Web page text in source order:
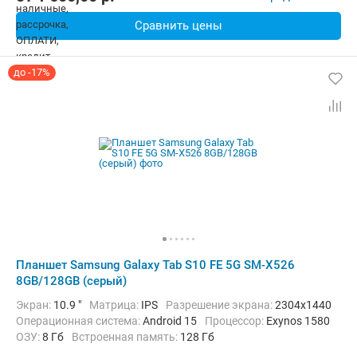
Сравнить цены
до -17%
Планшет Samsung Galaxy Tab S10 FE 5G SM-X526
8GB/128GB (серый)
Экран: 10.9 " Матрица: IPS Разрешение экрана:2304x1440
Операционная система:Android 15 Процессор: Exynos 1580​
ОЗУ:8 Гб Встроенная память: 128 Гб